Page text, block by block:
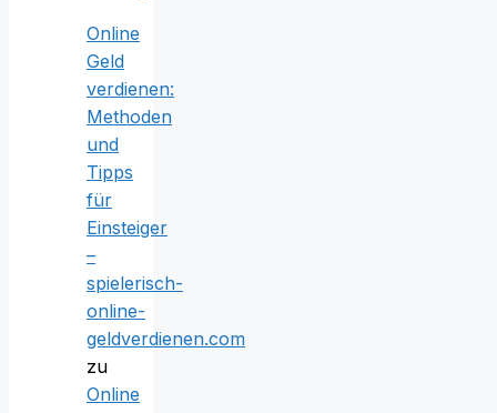
Online
Geld
verdienen:
Methoden
und
Tipps
für
Einsteiger
–
spielerisch-
online-
geldverdienen.com
zu
Online